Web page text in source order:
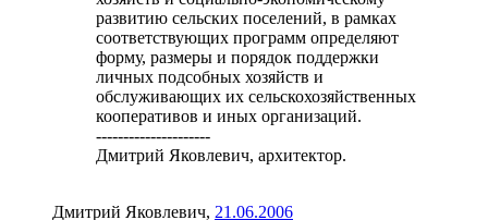
развитию сельских поселений, в рамках
соответствующих программ определяют
форму, размеры и порядок поддержки
личных подсобных хозяйств и
обслуживающих их сельскохозяйственных
кооперативов и иных организаций.
---------------------
Дмитрий Яковлевич, архитектор.
Дмитрий Яковлевич, 21.06.2006